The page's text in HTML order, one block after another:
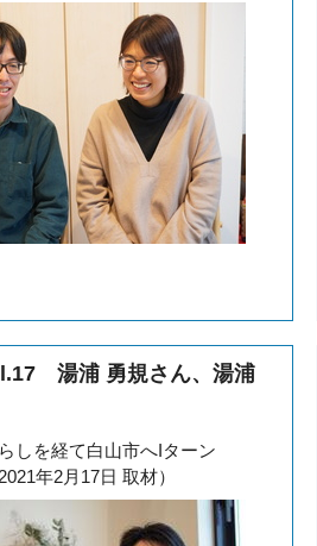
湯浦 勇規さん、湯浦
しを経て白山市へIターン
年2月17日 取材）